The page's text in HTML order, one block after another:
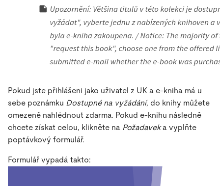
Pokud jste přihlášeni jako uživatel z UK a e-kniha má u
sebe poznámku Dostupné na vyžádání, do knihy můžete
omezeně nahlédnout zdarma. Pokud e-knihu následně
chcete získat celou, klikněte na Požadaveka vyplňte
poptávkový formulář.
Formulář vypadá takto: